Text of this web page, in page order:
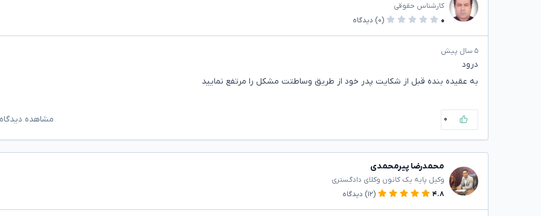
کارشناس حقوقی
۰
(۰) دیدگاه
۵ سال پیش
درود
به عقیده بنده قبل از شکایت پدر خود از طریق وساطتت مشکل را مرتفع نمایید
۰ مشاهده
محمدرضا پیرمحمدی
وکیل پایه یک کانون وکلای دادگستری
۴.۸
(۱۲) دیدگاه